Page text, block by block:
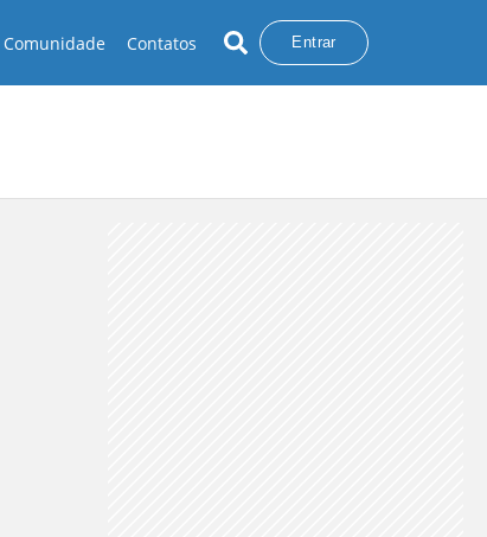
Comunidade Contatos Entrar